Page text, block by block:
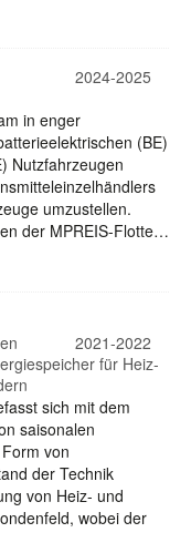
2024-2025
in enger
(BE)
Nutzfahrzeugen
umzustellen.
der MPREIS-Flotte…
2021-2022
für Heiz-
sich mit dem
saisonalen
von
der Technik
von Heiz- und
wobei der